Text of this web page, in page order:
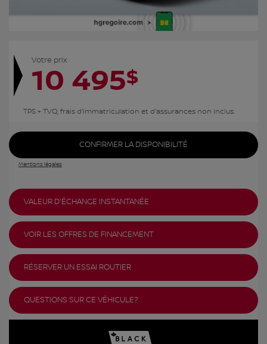
Votre prix
10 495$
TPS + TVQ, frais d'immatriculation et d'assurances non inclus.
CONFIRMER LA DISPONIBILITÉ
Mentions légales
VALEUR D'ÉCHANGE INSTANTANÉE
VOIR LES OFFRES DE FINANCEMENT
RÉSERVER UN ESSAI ROUTIER
QUESTIONS SUR CE VÉHICULE?